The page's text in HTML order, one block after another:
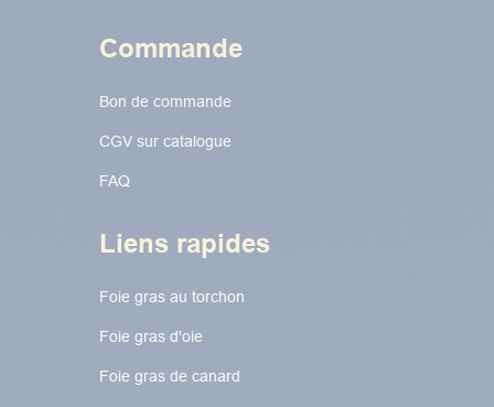
Commande
Bon de commande
CGV sur catalogue
FAQ
Liens rapides
Foie gras au torchon​​​​
Foie gras d'oie
Foie gras de canard